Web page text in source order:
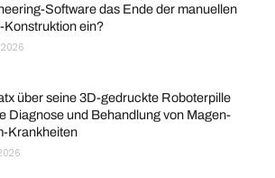
Software das Ende der manuellen
ein?
über seine 3D-gedruckte Roboterpille
Diagnose und Behandlung von Magen-
Krankheiten